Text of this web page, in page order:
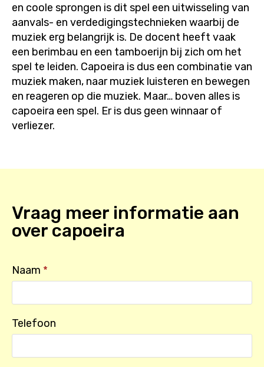
en coole sprongen is dit spel een uitwisseling van
aanvals- en verdedigingstechnieken waarbij de
muziek erg belangrijk is. De docent heeft vaak
een berimbau en een tamboerijn bij zich om het
spel te leiden. Capoeira is dus een combinatie van
muziek maken, naar muziek luisteren en bewegen
en reageren op die muziek. Maar… boven alles is
capoeira een spel. Er is dus geen winnaar of
verliezer.
Vraag meer informatie aan
over capoeira
Naam *
Telefoon